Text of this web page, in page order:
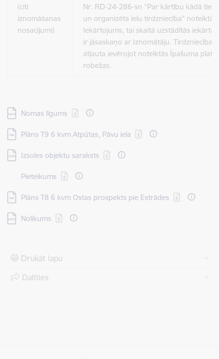
(citi
iznomāšanas
nosacījumi)
Nr. RD-24-286-sn “Par kārtību kādā tiek
un organizēta ielu tirdzniecība”
Iekārtojums, tai skaitā uzstādītās
ir jāsaskaņo ar Iznomātāju. Tirdzniecības
atļauta ievērojot noteiktās Īpašuma
robežas.
Lejupielādēt:
Nomas līgums
Lejupielādēt:
Plāns T9 6 kvm Atpūtas, Pāvu iela
Lejupielādēt:
Izsoles objektu saraksts
Lejupielādēt:
Pieteikums
Lejupielādēt:
Plāns T8 6 kvm Ostas prospekts pie Estrādes
Lejupielādēt:
Nolikums
Drukāt lapu
Dalīties